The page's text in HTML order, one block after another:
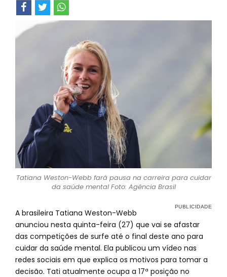
Tatiana Weston-Webb fará pausa na carreira para cuidar
da saúde mental Foto: Agência Brasil
A brasileira Tatiana Weston-Webb
anunciou nesta quinta-feira (27) que vai se afastar
das competições de surfe até o final deste ano para
cuidar da saúde mental. Ela publicou um vídeo nas
redes sociais em que explica os motivos para tomar a
decisão. Tati atualmente ocupa a 17ª posição no